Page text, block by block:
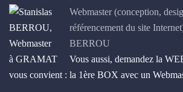
Webmaster (conception,
référencement du site
BERROU
Vous aussi, demandez la
vous convient : la 1ère BOX avec un